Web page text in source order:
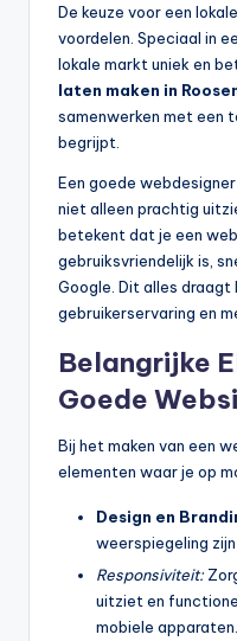
De keuze voor een
voordelen. Speciaal in
lokale markt uniek en
laten maken in
samenwerken met een
begrijpt.
Een goede
niet alleen prachtig
betekent dat je een
gebruiksvriendelijk is,
Google. Dit alles draagt
gebruikerservaring en
Belangrijke
Goede
Bij het maken van een
elementen waar je op
Design en
weerspiegeling
Responsiviteit:
uitziet en
mobiele apparaten.